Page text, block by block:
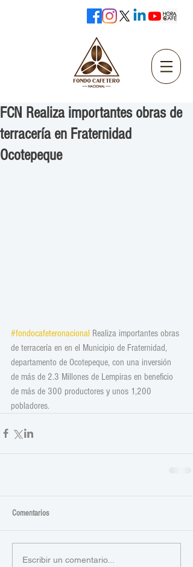
FCN Realiza importantes obras de
terracería en Fraternidad
Ocotepeque
#fondocafeteronacional Realiza importantes obras
de terracería en en el Municipio de Fraternidad,
departamento de Ocotepeque, con una inversión
de más de 2.3 Millones de Lempiras en beneficio
de más de 300 productores y unos 1,200
pobladores.
Comentarios
Escribir un comentario...